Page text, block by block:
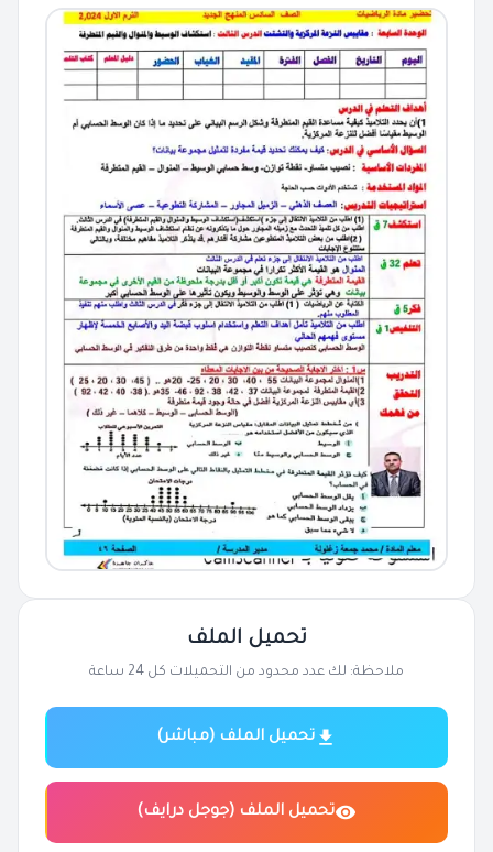
تحميل الملف
ملاحظة: لك عدد محدود من التحميلات كل 24 ساعة
تحميل الملف (مباشر)
تحميل الملف (جوجل درايف)